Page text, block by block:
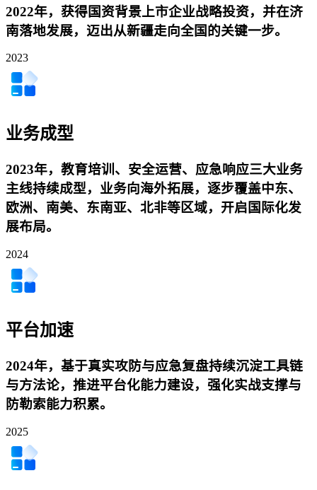
2022年，获得国资背景上市企业战略投资，并在济
南落地发展，迈出从新疆走向全国的关键一步。
2023
业务成型
2023年，教育培训、安全运营、应急响应三大业务
主线持续成型，业务向海外拓展，逐步覆盖中东、
欧洲、南美、东南亚、北非等区域，开启国际化发
展布局。
2024
平台加速
2024年，基于真实攻防与应急复盘持续沉淀工具链
与方法论，推进平台化能力建设，强化实战支撑与
防勒索能力积累。
2025